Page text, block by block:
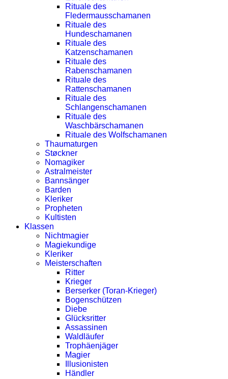
Rituale des
Fledermausschamanen
Rituale des
Hundeschamanen
Rituale des
Katzenschamanen
Rituale des
Rabenschamanen
Rituale des
Rattenschamanen
Rituale des
Schlangenschamanen
Rituale des
Waschbärschamanen
Rituale des Wolfschamanen
Thaumaturgen
Støckner
Nomagiker
Astralmeister
Bannsänger
Barden
Kleriker
Propheten
Kultisten
Klassen
Nichtmagier
Magiekundige
Kleriker
Meisterschaften
Ritter
Krieger
Berserker (Toran-Krieger)
Bogenschützen
Diebe
Glücksritter
Assassinen
Waldläufer
Trophäenjäger
Magier
Illusionisten
Händler